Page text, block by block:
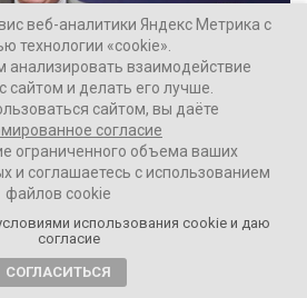
мы ведем войну, вот в чем
20584 1 комментарий
веб-аналитики Яндекс Метрика с
технологии «cookie».
анализировать взаимодействие
сайтом и делать его лучше.
сайтом, вы даёте
согласие
ограниченного объема ваших
и соглашаетесь с использованием
файлов cookie
использования cookie и даю
согласие
СОГЛАСИТЬСЯ